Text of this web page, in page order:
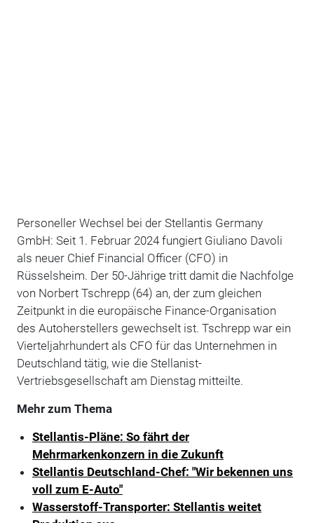
Personeller Wechsel bei der Stellantis Germany
GmbH: Seit 1. Februar 2024 fungiert Giuliano Davoli
als neuer Chief Financial Officer (CFO) in
Rüsselsheim. Der 50-Jährige tritt damit die Nachfolge
von Norbert Tschrepp (64) an, der zum gleichen
Zeitpunkt in die europäische Finance-Organisation
des Autoherstellers gewechselt ist. Tschrepp war ein
Vierteljahrhundert als CFO für das Unternehmen in
Deutschland tätig, wie die Stellanist-
Vertriebsgesellschaft am Dienstag mitteilte.
Mehr zum Thema
Stellantis-Pläne: So fährt der
Mehrmarkenkonzern in die Zukunft
Stellantis Deutschland-Chef: "Wir bekennen uns
voll zum E-Auto"
Wasserstoff-Transporter: Stellantis weitet